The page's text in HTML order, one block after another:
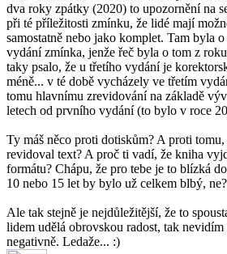
dva roky zpátky (2020) to upozornění na
při té příležitosti zmínku, že lidé mají
samostatně nebo jako komplet. Tam byla
vydání zmínka, jenže řeč byla o tom z
taky psalo, že u třetího vydání je
méně... v té době vycházely ve třetím
tomu hlavnímu zrevidování na základě
letech od prvního vydání (to bylo v roce
Ty máš něco proti dotiskům? A proti
revidoval text? A proč ti vadí, že kniha
formátu? Chápu, že pro tebe je to blízká
10 nebo 15 let by bylo už celkem blbý,
Ale tak stejně je nejdůležitější, že to
lidem udělá obrovskou radost, tak
negativně. Ledaže... :)